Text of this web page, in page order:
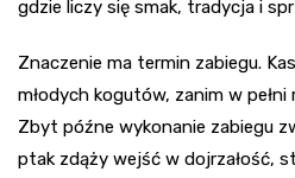
gdzie liczy się smak, tradycja i
Znaczenie ma termin zabiegu.
młodych kogutów, zanim w pełni
Zbyt późne wykonanie zabiegu
ptak zdąży wejść w dojrzałość,